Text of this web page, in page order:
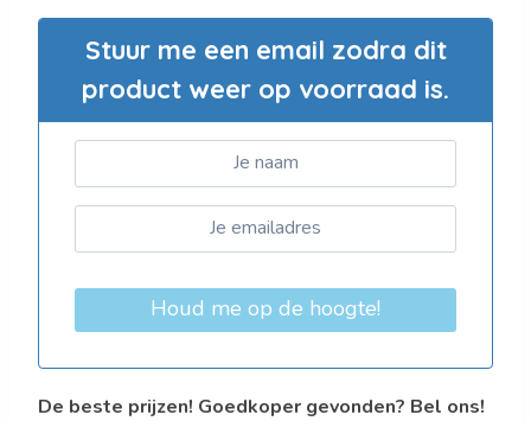
Stuur me een email zodra dit
product weer op voorraad is.
Houd me op de hoogte!
De beste prijzen! Goedkoper gevonden? Bel ons!